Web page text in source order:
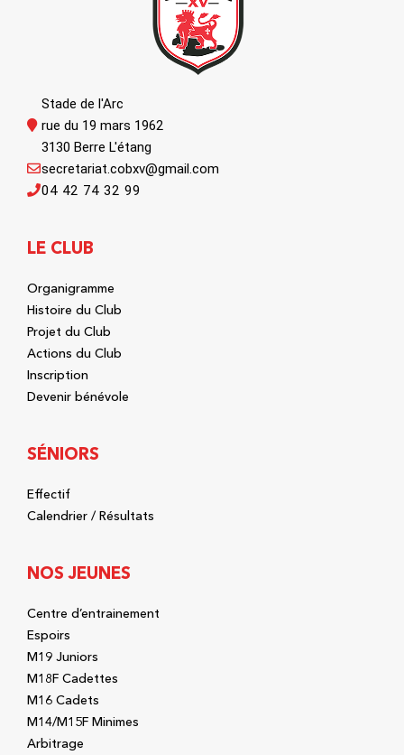
Stade de l'Arc
rue du 19 mars 1962
3130 Berre L'étang
04 42 74 32 99
secretariat.cobxv@gmail.com
LE CLUB
Organigramme
Histoire du Club
Projet du Club
Actions du Club
Inscription
Devenir bénévole
SÉNIORS
Effectif
Calendrier / Résultats
NOS JEUNES
Centre d’entrainement
Espoirs
M19 Juniors
M18F Cadettes
M16 Cadets
M14/M15F Minimes
Arbitrage